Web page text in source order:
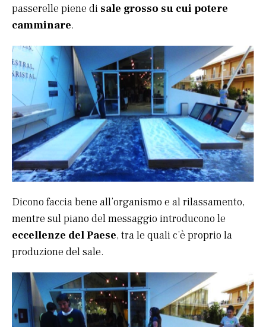
passerelle piene di sale grosso su cui potere
camminare.
Dicono faccia bene all’organismo e al rilassamento,
mentre sul piano del messaggio introducono le
eccellenze del Paese, tra le quali c’è proprio la
produzione del sale.